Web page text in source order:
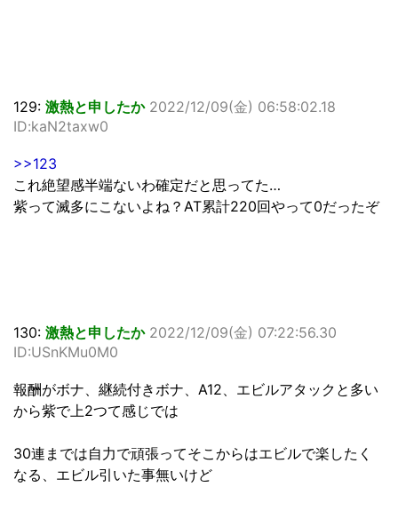
129: 激熱と申したか 2022/12/09(金) 06:58:02.18
ID:kaN2taxw0
>>123
これ絶望感半端ないわ確定だと思ってた…
紫って滅多にこないよね？AT累計220回やって0だったぞ
130: 激熱と申したか 2022/12/09(金) 07:22:56.30
ID:USnKMu0M0
報酬がボナ、継続付きボナ、A12、エビルアタックと多い
から紫で上2つて感じでは
30連までは自力で頑張ってそこからはエビルで楽したく
なる、エビル引いた事無いけど